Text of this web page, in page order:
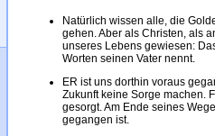
Natürlich wissen alle, die
gehen. Aber als Christen, als
unseres Lebens gewiesen:
Worten seinen Vater nennt.
ER ist uns dorthin voraus
Zukunft keine Sorge machen.
gesorgt. Am Ende seines
gegangen ist.